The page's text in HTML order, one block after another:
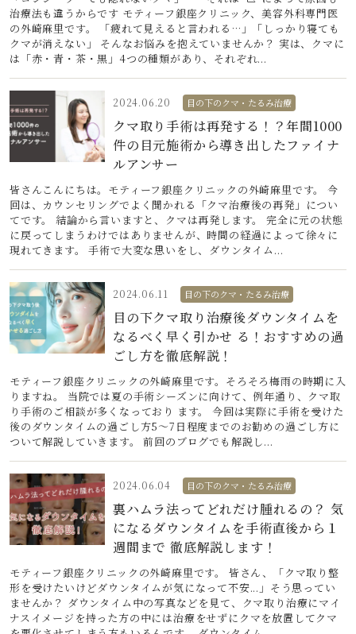
治療法も違うからです モティーフ銀座クリニック、美容外科専門医
の外崎麻里です。 「疲れて見えると言われる…」「しっかり寝ても
クマが消えない」 そんなお悩みを抱えていませんか？ 実は、クマに
は「赤・青・茶・黒」4つの種類があり、それぞれ...
2024.06.20 目の下のクマ・たるみ治療
クマ取り手術は再発する！？年間1000
件の目元施術から導き出したファイナ
ルアンサー
皆さんこんにちは。モティーフ銀座クリニックの外崎麻里です。 今
回は、カウンセリングでよく聞かれる「クマ治療後の再発」につい
てです。 結論から言いますと、クマは再発します。 完全に元の状態
に戻ってしまうわけではありませんが、時間の経過によって徐々に
現れてきます。 手術で大変な思いをし、ダウンタイム...
2024.06.11 目の下のクマ・たるみ治療
目の下クマ取り治療後ダウンタイムを
なるべく早く引かせ る！おすすめの過
ごし方を徹底解説！
モティーフ銀座クリニックの外崎麻里です。そろそろ梅雨の時期に入
りますね。 当院では夏の手術シーズンに向けて、例年通り、クマ取
り手術のご相談が多くなっており ます。 今回は実際に手術を受けた
後のダウンタイムの過ごし方5～7日程度までのお勧めの過ごし方に
ついて解説していきます。 前回のブログでも解説し...
2024.06.04 目の下のクマ・たるみ治療
裏ハムラ法ってどれだけ腫れるの？ 気
になるダウンタイムを手術直後から１
週間まで 徹底解説します！
モティーフ銀座クリニックの外崎麻里です。 皆さん、「クマ取り整
形を受けたいけどダウンタイムが気になって不安...」そう思ってい
ませんか？ ダウンタイム中の写真などを見て、クマ取り治療にマイ
ナスイメージを持った方の中には治療をせずにクマを放置してクマ